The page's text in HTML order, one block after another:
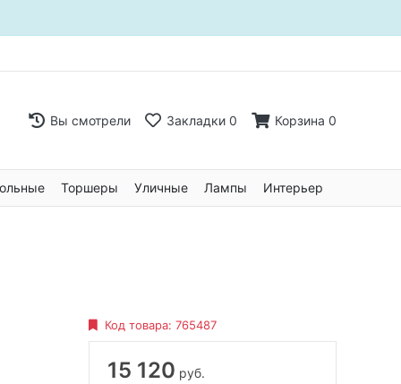
Вы смотрели Закладки 0 Корзина 0
Торшеры Уличные Лампы Интерьер
Код товара: 765487
15 120 руб.